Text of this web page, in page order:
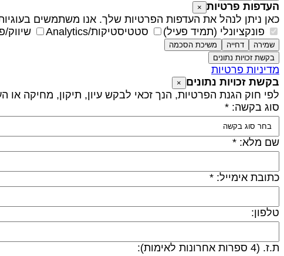
העדפות פרטיות ×
כאן ניתן לנהל את העדפות הפרטיות שלך. אנו משתמשים
פונקציונלי (תמיד פעיל)
סטטיסטיקות/Analytics שיווק/
שמירה דחייה
משיכת הסכמה
בקשת זכויות נתונים
מדיניות פרטיות
בקשת זכויות נתונים
×
לפי חוק הגנת הפרטיות, הנך זכאי לבקש עיון, תיקון, מחיקה או
סוג בקשה: *
שם מלא: *
כתובת אימייל: *
טלפון:
ת.ז. (4 ספרות אחרונות לאימות):